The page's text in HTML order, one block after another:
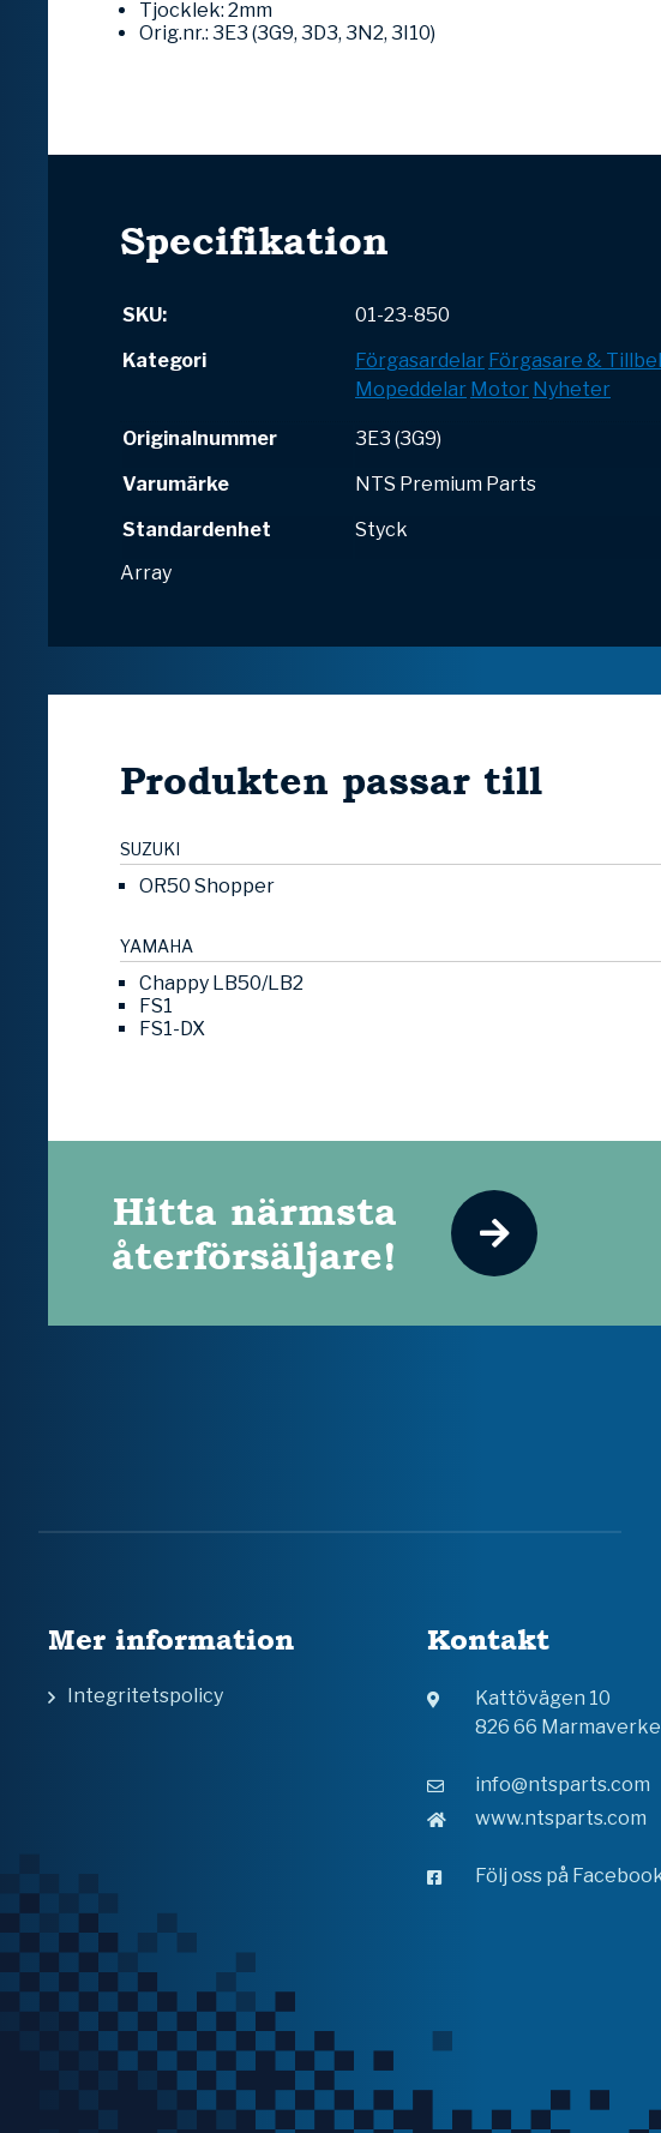
Tjocklek: 2mm
Orig.nr.: 3E3 (3G9, 3D3, 3N2, 3I10)
Specifikation
SKU:
01-23-850
Kategori
Förgasardelar Förgasare &
Mopeddelar Motor Nyheter
Originalnummer
3E3 (3G9)
Varumärke
NTS Premium Parts
Standardenhet
Styck
Array
Produkten passar till
SUZUKI
OR50 Shopper
YAMAHA
Chappy LB50/LB2
FS1
FS1-DX
Hitta närmsta
återförsäljare!
Mer information
Integritetspolicy
Kontakt
Kattövägen 10
826 66
info@ntsparts.com
www.ntsparts.com
Följ oss på